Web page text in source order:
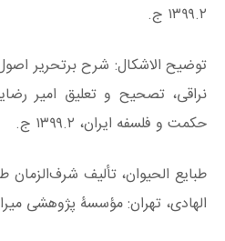
۱۳۹۹.۲ ج.
توضیح الاشکال: شرح برتحریر
نراقی، تصحیح و تعلیق امیر
حکمت و فلسفه ایران، ۱۳۹۹.۲ ج.
طبایع الحیوان، تألیف
الهادی، تهران: مؤسسۀ پژوهشی میراث